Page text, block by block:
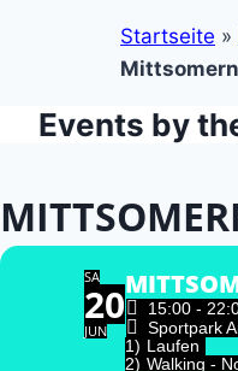
Startseite »
ZumEvents by
SA
20
JUN
15:00 -
Sportpark
1) Laufen
2) Walking -